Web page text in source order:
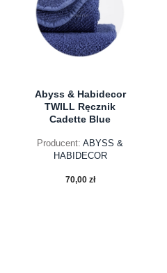
Abyss & Habidecor
TWILL Ręcznik
Cadette Blue
Producent: ABYSS &
HABIDECOR
70,00 zł